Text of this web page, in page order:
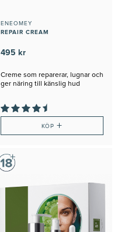
ENEOMEY
REPAIR CREAM
495 kr
Creme som reparerar, lugnar och
ger näring till känslig hud
KÖP +